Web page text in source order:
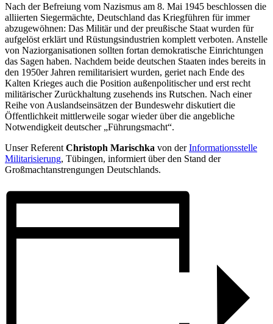
Nach der Befreiung vom Nazismus am 8. Mai 1945 beschlossen die
alliierten Siegermächte, Deutschland das Kriegführen für immer
abzugewöhnen: Das Militär und der preußische Staat wurden für
aufgelöst erklärt und Rüstungsindustrien komplett verboten. Anstelle
von Naziorganisationen sollten fortan demokratische Einrichtungen
das Sagen haben. Nachdem beide deutschen Staaten indes bereits in
den 1950er Jahren remilitarisiert wurden, geriet nach Ende des
Kalten Krieges auch die Position außenpolitischer und erst recht
militärischer Zurückhaltung zusehends ins Rutschen. Nach einer
Reihe von Auslandseinsätzen der Bundeswehr diskutiert die
Öffentlichkeit mittlerweile sogar wieder über die angebliche
Notwendigkeit deutscher „Führungsmacht“.
UnserReferent Christoph Marischka von derInformationsstelle
Militarisierung, Tübingen, informiert über den Stand der
Großmachtanstrengungen Deutschlands.